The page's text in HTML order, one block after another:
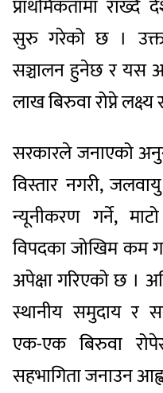
प्राथमिकतामा राख्दै
सुरु गरेको छ । उक्त
सञ्चालन हुनेछ र यस
लाख बिरुवा रोप्ने
सरकारले जनाएको
विस्तार नगरी,
न्यूनीकरण गर्ने,
विपदका जोखिम कम
अपेक्षा गरिएको छ ।
स्थानीय समुदाय र
एक-एक बिरुवा
सहभागिता जनाउन